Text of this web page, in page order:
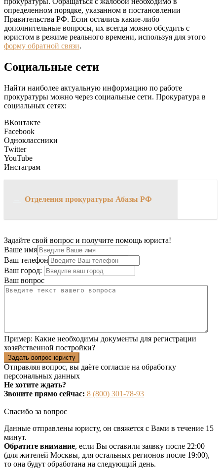
определенном порядке, указанном в постановлении
Правительства РФ. Если остались какие-либо
дополнительные вопросы, их всегда можно обсудить с
юристом в режиме реального времени, используя для этого
форму обратной связи.
Социальные сети
Найти наиболее актуальную информацию по работе
прокуратуры можно через социальные сети. Прокуратура в
социальных сетях:
ВКонтакте
Facebook
Одноклассники
Twitter
YouTube
Инстаграм
Отделения прокуратуры Абазы РФ
Задайте свой вопрос и получите помощь юриста!
Ваше имя
Ваш телефон
Ваш город:
Ваш вопрос
Пример: Какие необходимы документы для регистрации
хозяйственной постройки?
Задать вопрос юристу
Отправляя вопрос, вы даёте согласие на обработку
персональных данных
Не хотите ждать?
Звоните прямо сейчас: 8 (800) 301-78-93
Спасибо за вопрос
Данные отправлены юристу, он свяжется с Вами в течение 15
минут.
Обратите внимание, если Вы оставили заявку после 22:00
(для жителей Москвы, для остальных регионов после 19:00),
то она будут обработана на следующий день.